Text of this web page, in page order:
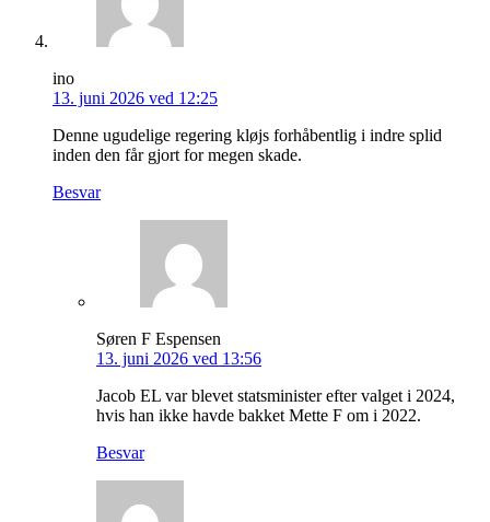
ino
13. juni 2026 ved 12:25
Denne ugudelige regering kløjs forhåbentlig i indre splid
inden den får gjort for megen skade.
Besvar
Søren F Espensen
13. juni 2026 ved 13:56
Jacob EL var blevet statsminister efter valget i 2024,
hvis han ikke havde bakket Mette F om i 2022.
Besvar